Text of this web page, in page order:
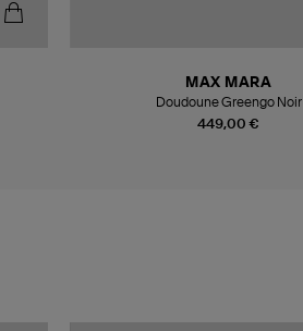
449,00 €
MAX MARA
Doudoune Greengo Noir